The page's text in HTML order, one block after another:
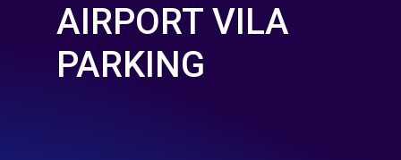
AIRPORT VILA
PARKING